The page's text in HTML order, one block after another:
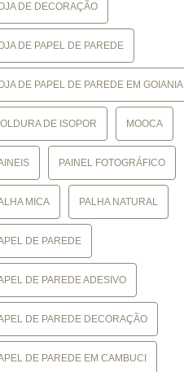
DE DECORAÇÃO
DE PAPEL DE PAREDE
DE PAPEL DE PAREDE EM GOIANIA
DE ISOPOR MOOCA
PAINEL FOTOGRÁFICO
MICA PALHA NATURAL
DE PAREDE
DE PAREDE ADESIVO
DE PAREDE DECORAÇÃO
DE PAREDE EM CAMBUCI